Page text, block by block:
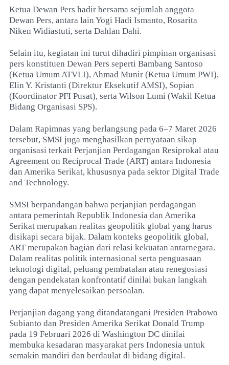
Ketua Dewan Pers hadir bersama sejumlah anggota
Dewan Pers, antara lain Yogi Hadi Ismanto, Rosarita
Niken Widiastuti, serta Dahlan Dahi.
Selain itu, kegiatan ini turut dihadiri pimpinan organisasi
pers konstituen Dewan Pers seperti Bambang Santoso
(Ketua Umum ATVLI), Ahmad Munir (Ketua Umum PWI),
Elin Y. Kristanti (Direktur Eksekutif AMSI), Sopian
(Koordinator PFI Pusat), serta Wilson Lumi (Wakil Ketua
Bidang Organisasi SPS).
Dalam Rapimnas yang berlangsung pada 6–7 Maret 2026
tersebut, SMSI juga menghasilkan pernyataan sikap
organisasi terkait Perjanjian Perdagangan Resiprokal atau
Agreement on Reciprocal Trade (ART) antara Indonesia
dan Amerika Serikat, khususnya pada sektor Digital Trade
and Technology.
SMSI berpandangan bahwa perjanjian perdagangan
antara pemerintah Republik Indonesia dan Amerika
Serikat merupakan realitas geopolitik global yang harus
disikapi secara bijak. Dalam konteks geopolitik global,
ART merupakan bagian dari relasi kekuatan antarnegara.
Dalam realitas politik internasional serta penguasaan
teknologi digital, peluang pembatalan atau renegosiasi
dengan pendekatan konfrontatif dinilai bukan langkah
yang dapat menyelesaikan persoalan.
Perjanjian dagang yang ditandatangani Presiden Prabowo
Subianto dan Presiden Amerika Serikat Donald Trump
pada 19 Februari 2026 di Washington DC dinilai
membuka kesadaran masyarakat pers Indonesia untuk
semakin mandiri dan berdaulat di bidang digital.